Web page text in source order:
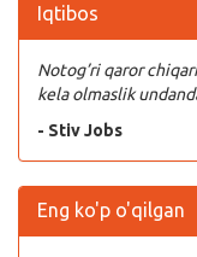
Iqtibos
Notog’ri qaror
kela olmaslik
- Stiv Jobs
Eng ko'p o'qilgan